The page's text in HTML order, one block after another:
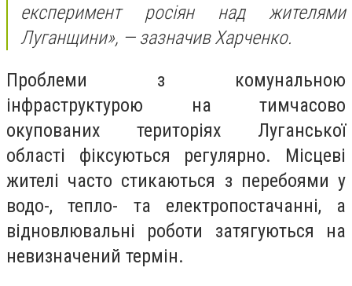
експеримент росіян над жителями
Луганщини», — зазначив Харченко.
Проблеми з комунальною
інфраструктурою на тимчасово
окупованих територіях Луганської
області фіксуються регулярно. Місцеві
жителі часто стикаються з перебоями у
водо-, тепло- та електропостачанні, а
відновлювальні роботи затягуються на
невизначений термін.